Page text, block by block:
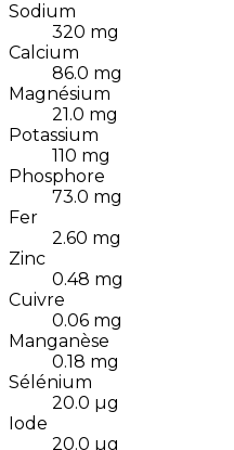
Sodium
320 mg
Calcium
86.0 mg
Magnésium
21.0 mg
Potassium
110 mg
Phosphore
73.0 mg
Fer
2.60 mg
Zinc
0.48 mg
Cuivre
0.06 mg
Manganèse
0.18 mg
Sélénium
20.0 µg
Iode
20.0 µg